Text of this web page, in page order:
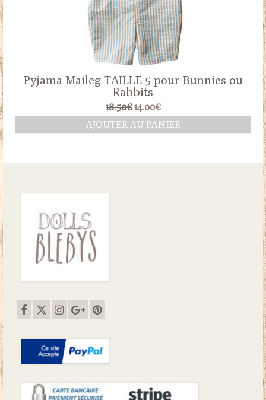
Pyjama Maileg TAILLE 5 pour Bunnies ou
Rabbits
18.50€ Le
prix
initial
14.00€Le
prix
actuel
AJOUTER AU PANIER